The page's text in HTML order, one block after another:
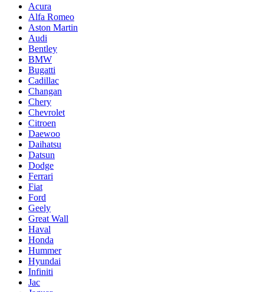
Acura
Alfa Romeo
Aston Martin
Audi
Bentley
BMW
Bugatti
Cadillac
Changan
Chery
Chevrolet
Citroen
Daewoo
Daihatsu
Datsun
Dodge
Ferrari
Fiat
Ford
Geely
Great Wall
Haval
Honda
Hummer
Hyundai
Infiniti
Jac